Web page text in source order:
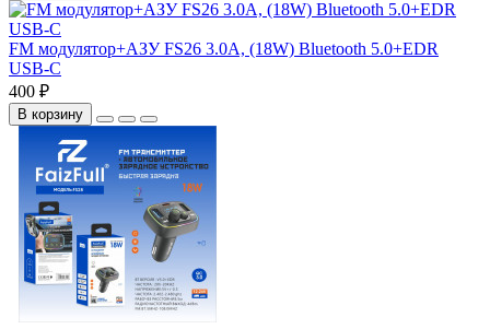
FM модулятор+АЗУ FS26 3.0A, (18W) Bluetooth 5.0+EDR
USB-C
400 ₽
В корзину